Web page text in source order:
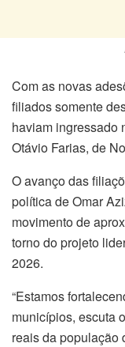
Com as novas
filiados somente
haviam ingressado
Otávio Farias, de
O avanço das
política de Omar
movimento de
torno do projeto
2026.
“Estamos
municípios, escuta
reais da população